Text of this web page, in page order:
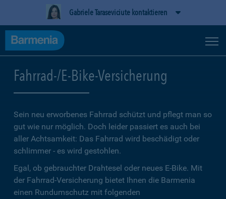
Gabriele Taraseviciute kontaktieren
Fahrrad-/E-Bike-Versicherung
Sein neu erworbenes Fahrrad schützt und pflegt man so
gut wie nur möglich. Doch leider passiert es auch bei
aller Achtsamkeit: Das Fahrrad wird beschädigt oder
schlimmer - es wird gestohlen.
Egal, ob gebrauchter Drahtesel oder neues E-Bike. Mit
der Fahrrad-Versicherung bietet Ihnen die Barmenia
einen Rundumschutz mit folgenden